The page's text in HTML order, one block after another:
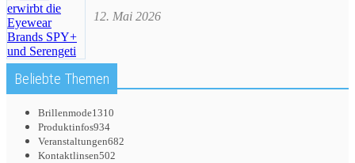
12. Mai 2026
Beliebte Themen
Brillenmode1310
Produktinfos934
Veranstaltungen682
Kontaktlinsen502